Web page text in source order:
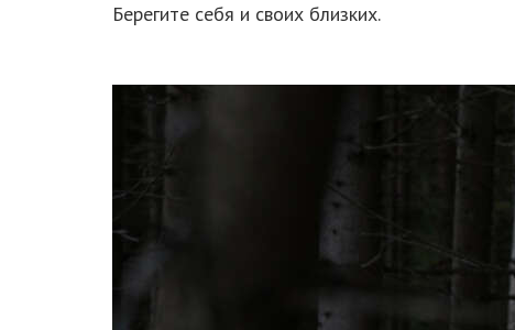
Берегите себя и своих близких.